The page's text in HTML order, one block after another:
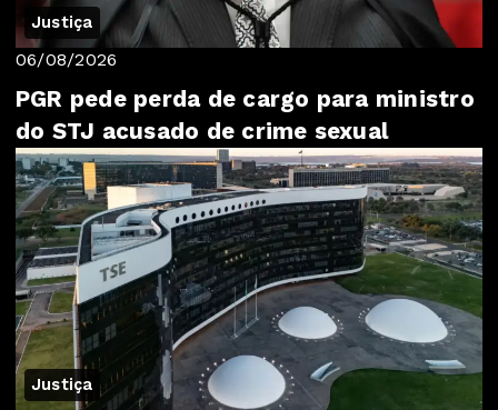
Justiça
06/08/2026
PGR pede perda de cargo para ministro
do STJ acusado de crime sexual
Justiça